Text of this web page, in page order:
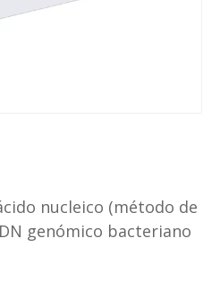
nucleico (método de
genómico bacteriano